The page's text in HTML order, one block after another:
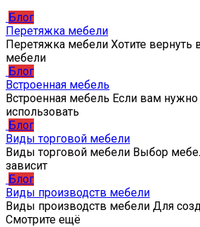
Блог
Перетяжка мебели
Перетяжка мебели Хотите
мебели
Блог
Встроенная мебель
Встроенная мебель Если вам
использовать
Блог
Виды торговой мебели
Виды торговой мебели Выбор
зависит
Блог
Виды производств мебели
Виды производств мебели Для
Смотрите ещё